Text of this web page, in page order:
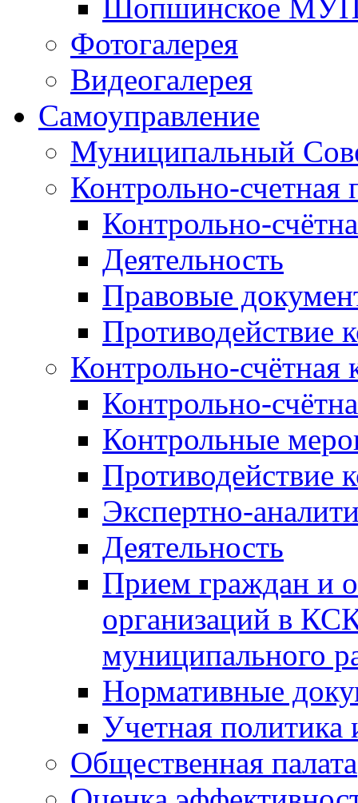
Шопшинское
Фотогалерея
Видеогалерея
Самоуправление
Муниципальный
Контрольно-счетная
Контрольно-
Деятельность
Правовые
Противодействие
Контрольно-счётная
Контрольно-
Контрольные
Противодействие
Экспертно-
Деятельность
Прием граждан и
организаций в
муниципального
Нормативные
Учетная политика
Общественная палата